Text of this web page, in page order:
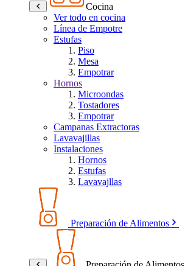
Cocina
Ver todo en cocina
Línea de Empotre
Estufas
Piso
Mesa
Empotrar
Hornos
Microondas
Tostadores
Empotrar
Campanas Extractoras
Lavavajillas
Instalaciones
Hornos
Estufas
Lavavajllas
Preparación de Alimentos